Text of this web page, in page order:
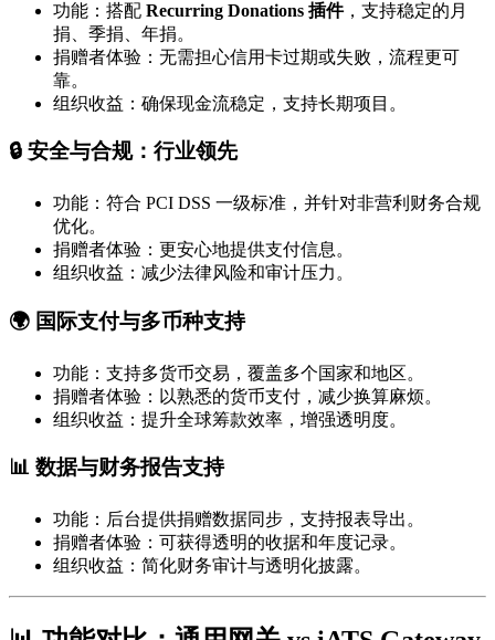
功能：搭配 Recurring Donations 插件，支持稳定的月
捐、季捐、年捐。
捐赠者体验：无需担心信用卡过期或失败，流程更可
靠。
组织收益：确保现金流稳定，支持长期项目。
🔒 安全与合规：行业领先
功能：符合 PCI DSS 一级标准，并针对非营利财务合规
优化。
捐赠者体验：更安心地提供支付信息。
组织收益：减少法律风险和审计压力。
🌍 国际支付与多币种支持
功能：支持多货币交易，覆盖多个国家和地区。
捐赠者体验：以熟悉的货币支付，减少换算麻烦。
组织收益：提升全球筹款效率，增强透明度。
📊 数据与财务报告支持
功能：后台提供捐赠数据同步，支持报表导出。
捐赠者体验：可获得透明的收据和年度记录。
组织收益：简化财务审计与透明化披露。